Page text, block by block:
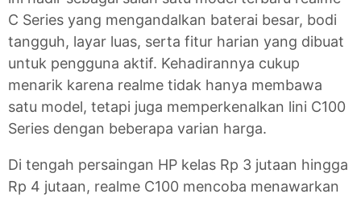
C Series yang mengandalkan baterai besar, bodi
tangguh, layar luas, serta fitur harian yang dibuat
untuk pengguna aktif. Kehadirannya cukup
menarik karena realme tidak hanya membawa
satu model, tetapi juga memperkenalkan lini C100
Series dengan beberapa varian harga.
Di tengah persaingan HP kelas Rp 3 jutaan hingga
Rp 4 jutaan, realme C100 mencoba menawarkan